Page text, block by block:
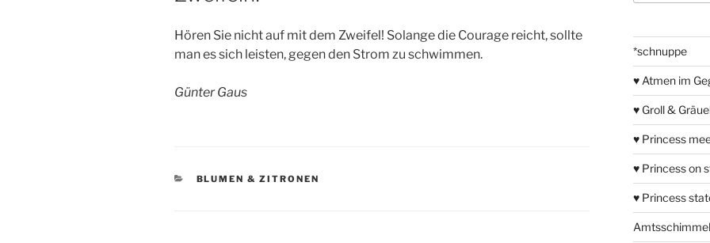
Hören Sie nicht auf mit dem Zweifel! Solange die Courage reicht, sollte
man es sich leisten, gegen den Strom zu schwimmen.
Günter Gaus
KATEGORIEN
BLUMEN & ZITRONEN
*schnuppe
♥ Atmen im
♥ Groll &
♥ Princess
♥ Princess on
♥ Princess
Amtsschimmel